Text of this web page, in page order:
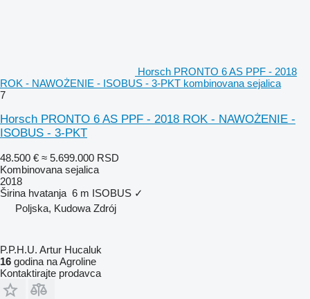
Horsch PRONTO 6 AS PPF - 2018
ROK - NAWOŻENIE - ISOBUS - 3-PKT kombinovana sejalica
7
Horsch PRONTO 6 AS PPF - 2018 ROK - NAWOŻENIE -
ISOBUS - 3-PKT
48.500 € ≈ 5.699.000 RSD
Kombinovana sejalica
2018
Širina hvatanja 6 m ISOBUS ✓
Poljska, Kudowa Zdrój
P.P.H.U. Artur Hucaluk
16 godina na Agroline
Kontaktirajte prodavca